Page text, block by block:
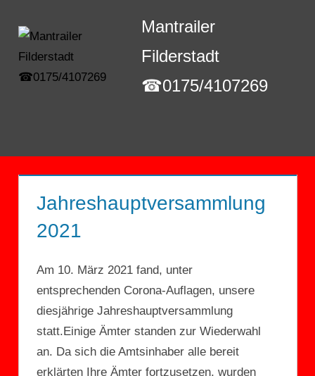
Inhalt
springen
Mantrailer
Filderstadt
☎0175/4107269
Jahreshauptversammlung
2021
Am 10. März 2021 fand, unter
entsprechenden Corona-Auflagen, unsere
diesjährige Jahreshauptversammlung
statt.Einige Ämter standen zur Wiederwahl
an. Da sich die Amtsinhaber alle bereit
erklärten Ihre Ämter fortzusetzen, wurden